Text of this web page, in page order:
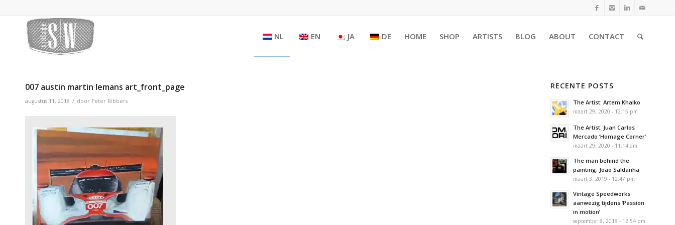
NL EN JA DE HOME SHOP ARTISTS BLOG ABOUT CONTACT
007 austin martin lemans art_front_page
augustus 11, 2018 / door Peter Ribbers
RECENTE POSTS
The Artist: Artem Khalko
maart 29, 2020 - 12:15 pm
The Artist: Juan Carlos
Mercado ‘Homage Corner’
maart 29, 2020 - 11:14 am
The man behind the
painting: João Saldanha
maart 3, 2019 - 12:47 pm
Vintage Speedworks
aanwezig tijdens ‘Passion
in motion’
september 8, 2018 - 12:54 pm